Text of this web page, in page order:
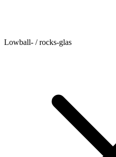
Lowball- / rocks-glas